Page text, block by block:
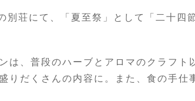
別荘にて、「夏至祭」として「二十四
は、普段のハーブとアロマのクラフト
りだくさんの内容に。また、食の手仕